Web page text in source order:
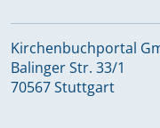
Kirchenbuchportal
Balinger Str. 33/1
70567 Stuttgart